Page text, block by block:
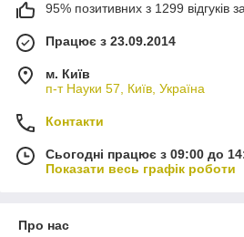
95% позитивних з 1299 відгуків
Працює з 23.09.2014
м. Київ
п-т Науки 57, Київ, Україна
Контакти
Сьогодні працює з 09:00 до
Показати весь графік роботи
Про нас